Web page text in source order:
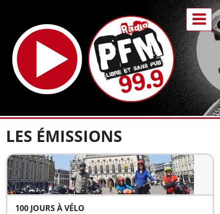
LES ÉMISSIONS
100 JOURS À VÉLO